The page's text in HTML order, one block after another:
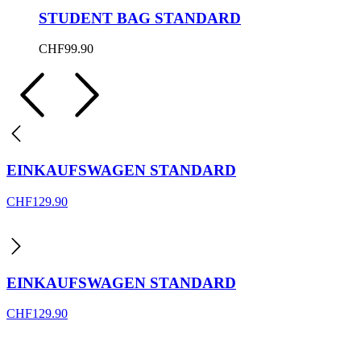
STUDENT BAG STANDARD
CHF99.90
EINKAUFSWAGEN STANDARD
CHF129.90
EINKAUFSWAGEN STANDARD
CHF129.90